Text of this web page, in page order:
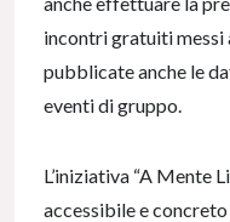
incontri gratuiti messi
pubblicate anche le
eventi di gruppo.
L’iniziativa “A Mente
accessibile e